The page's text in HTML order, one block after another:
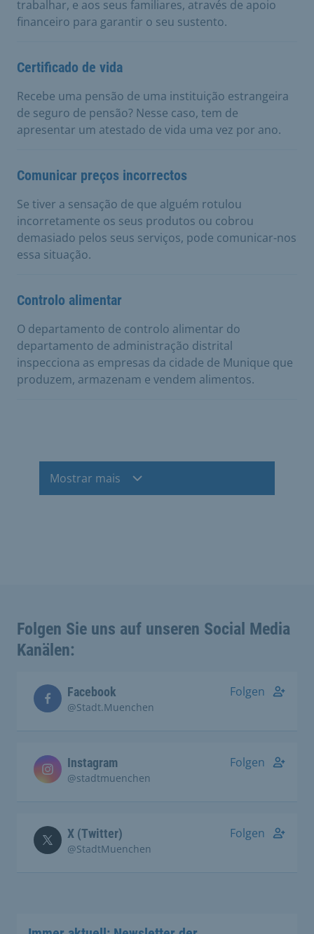
trabalhar, e aos seus familiares, através de apoio
financeiro para garantir o seu sustento.
Certificado de vida
Recebe uma pensão de uma instituição estrangeira
de seguro de pensão? Nesse caso, tem de
apresentar um atestado de vida uma vez por ano.
Comunicar preços incorrectos
Se tiver a sensação de que alguém rotulou
incorretamente os seus produtos ou cobrou
demasiado pelos seus serviços, pode comunicar-nos
essa situação.
Controlo alimentar
O departamento de controlo alimentar do
departamento de administração distrital
inspecciona as empresas da cidade de Munique que
produzem, armazenam e vendem alimentos.
Mostrar mais
Folgen Sie uns auf unseren Social Media
Kanälen:
Facebook
@Stadt.Muenchen
Folgen
Instagram
@stadtmuenchen
Folgen
X (Twitter)
@StadtMuenchen
Folgen